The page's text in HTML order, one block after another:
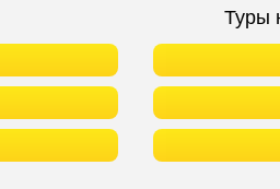
Туры